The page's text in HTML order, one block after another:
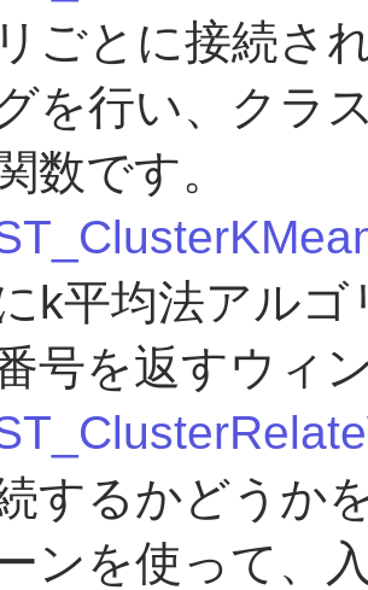
リごとに接続さ
を行い、クラ
数です。
k平均法アル
号を返すウィ
するかどうか
ンを使って、